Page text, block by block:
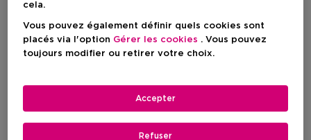
cela.
Vous pouvez également définir quels cookies sont
placés via l'option Gérer les cookies . Vous pouvez
toujours modifier ou retirer votre choix.
Refuser
Accepter